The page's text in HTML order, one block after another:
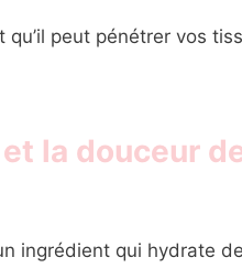
qu’il peut pénétrer vos
la douceur
ingrédient qui hydrate